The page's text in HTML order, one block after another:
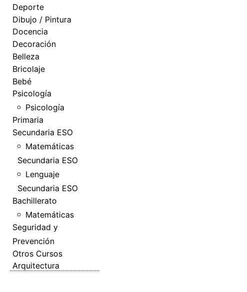
Deporte
Dibujo / Pintura
Docencia
Decoración
Belleza
Bricolaje
Bebé
Psicología
Psicología
Primaria
Secundaria ESO
Matemáticas
Secundaria ESO
Lenguaje
Secundaria ESO
Bachillerato
Matemáticas
Seguridad y
Prevención
Otros Cursos
Arquitectura